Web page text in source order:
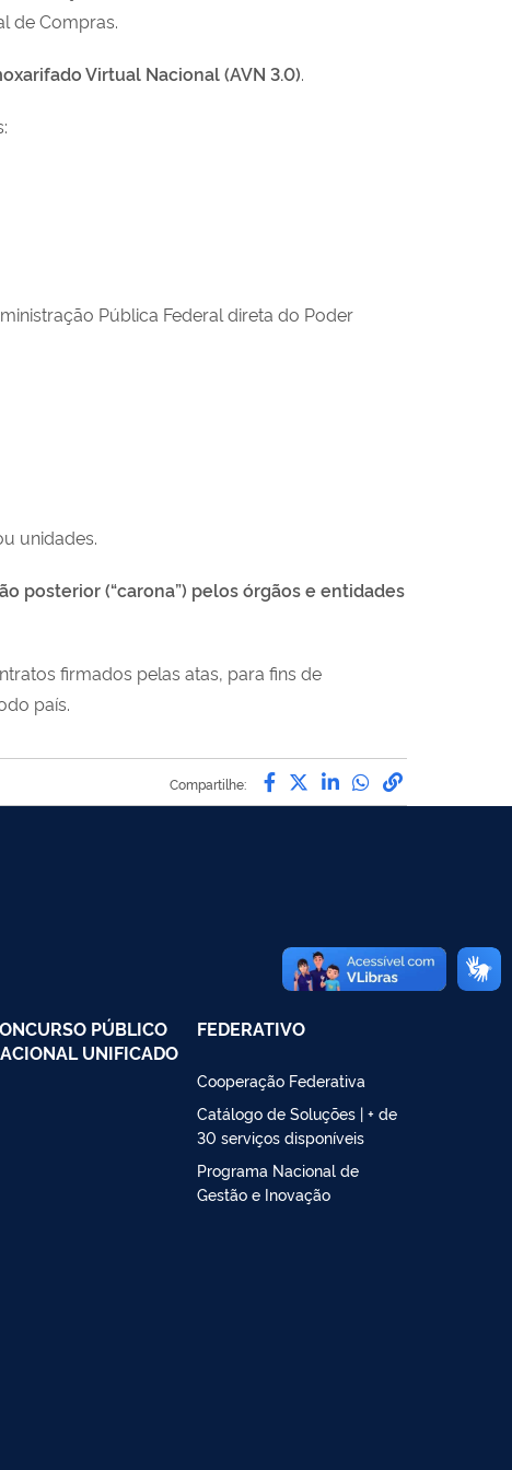
de Compras.
Virtual Nacional (AVN 3.0).
Pública Federal direta do Poder
unidades.
posterior (“carona”) pelos órgãos e entidades
firmados pelas atas, para fins de
país.
Compartilhe: Compartilhe por
Compartilhe por
Compartilhe por
Compartilhe
link para
PÚBLICO
UNIFICADO
FEDERATIVO
Cooperação Federativa
Catálogo de Soluções | + de
30 serviços disponíveis
Programa Nacional de
Gestão e Inovação